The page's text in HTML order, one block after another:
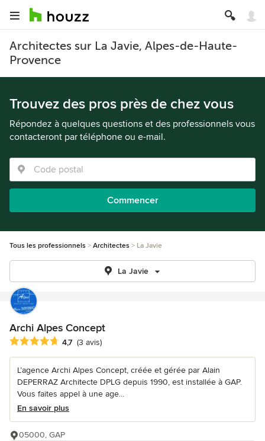
Architectes sur La Javie, Alpes-de-Haute-
Provence
Trouvez des pros près de chez vous
Répondez à quelques questions et des professionnels vous
contacteront par téléphone ou e-mail.
Commencer
Tous les professionnels Architectes La Javie
La Javie
Archi Alpes Concept
Note moyenne : 4.7 étoiles sur 5
4,7 (3 avis)
L’agence Archi Alpes Concept, créée et gérée par Alain
DEPERRAZ Architecte DPLG depuis 1990, est installée à GAP.
Vous faites appel à une age...
En savoir plus
05000, GAP